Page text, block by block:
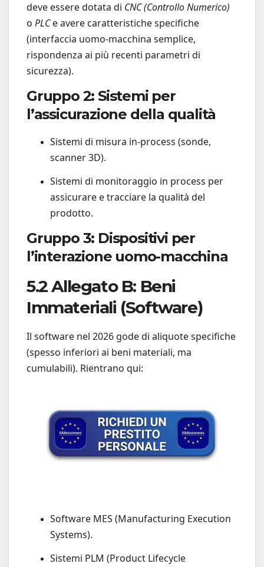
deve essere dotata di CNC (Controllo Numerico)
o PLCe avere caratteristiche specifiche
(interfaccia uomo-macchina semplice,
rispondenza ai più recenti parametri di
sicurezza).
Gruppo 2: Sistemi per
l’assicurazione della qualità
Sistemi di misura in-process (sonde,
scanner 3D).
Sistemi di monitoraggio in process per
assicurare e tracciare la qualità del
prodotto.
Gruppo 3: Dispositivi per
l’interazione uomo-macchina
5.2 Allegato B: Beni
Immateriali (Software)
Il software nel 2026 gode di aliquote specifiche
(spesso inferiori ai beni materiali, ma
cumulabili). Rientrano qui:
Software MES (Manufacturing Execution
Systems).
Sistemi PLM (Product Lifecycle